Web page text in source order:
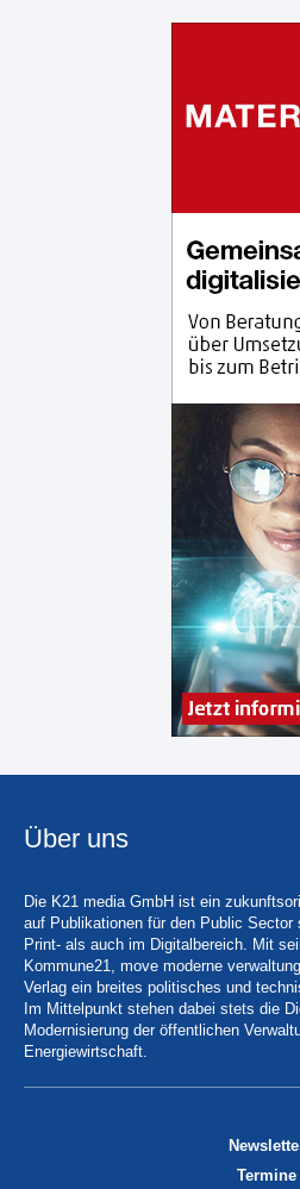
Über uns
Die K21 media GmbH ist ein
auf Publikationen für den Public
Print- als auch im Digitalbereich. Mit
Kommune21, move moderne
Verlag ein breites politisches und
Im Mittelpunkt stehen dabei stets die
Modernisierung der öffentlichen
Energiewirtschaft.
Termine